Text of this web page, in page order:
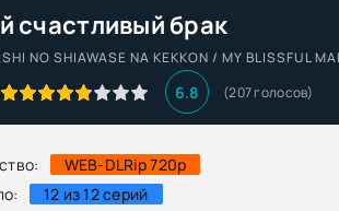
счастливый брак
NO SHIAWASE NA KEKKON / MY BLISSFUL
6.8 (207 голосов)
WEB-DLRip 720p
12 из 12 серий